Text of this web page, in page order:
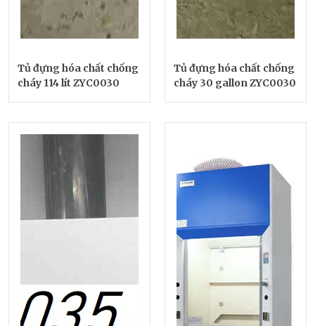
Tủ đựng hóa chất chống
cháy 114 lít ZYC0030
Tủ đựng hóa chất chống
cháy 30 gallon ZYC0030